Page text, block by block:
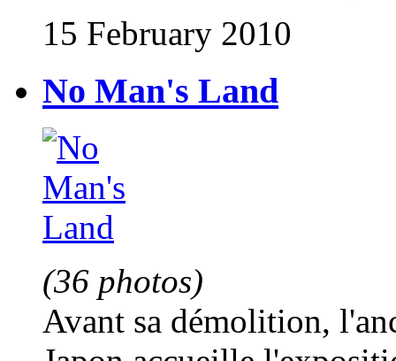
15 February 2010
No Man's Land
(36 photos)
Avant sa démolition,